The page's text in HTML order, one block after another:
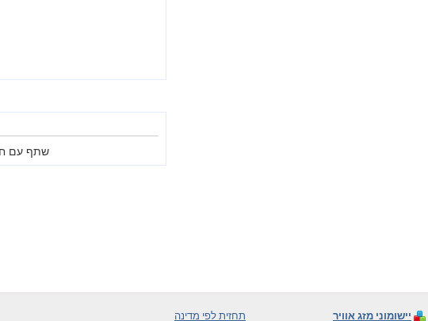
שתף עם
יישומוני מזג אוויר תחזית לפי מדינה